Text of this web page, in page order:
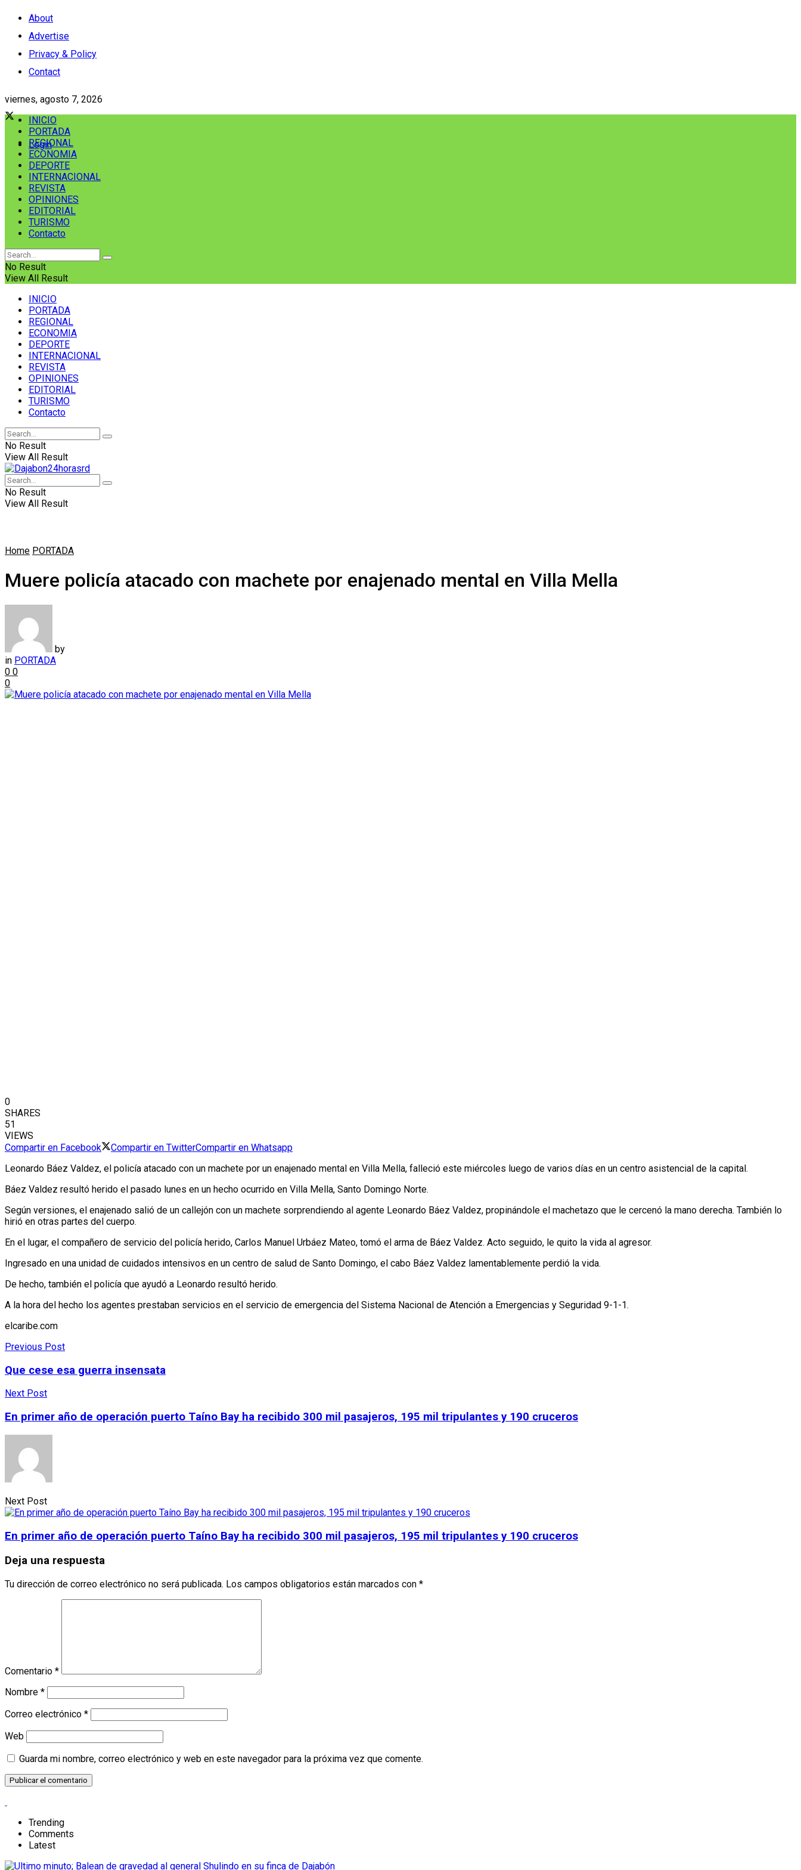
About
Advertise
Privacy & Policy
Contact
viernes, agosto 7, 2026
Login
INICIO
PORTADA
REGIONAL
ECONOMIA
DEPORTE
INTERNACIONAL
REVISTA
OPINIONES
EDITORIAL
TURISMO
Contacto
No Result
View All Result
INICIO
PORTADA
REGIONAL
ECONOMIA
DEPORTE
INTERNACIONAL
REVISTA
OPINIONES
EDITORIAL
TURISMO
Contacto
No Result
View All Result
No Result
View All Result
Home PORTADA
Muere policía atacado con machete por enajenado mental en Villa Mella
by
in PORTADA
0 0
0
0
SHARES
51
VIEWS
Compartir en Facebook
Compartir en TwitterCompartir en Whatsapp
Leonardo Báez Valdez, el policía atacado con un machete por un enajenado mental en Villa Mella, falleció este miércoles luego de varios días en un centro asistencial de la capital.
Báez Valdez resultó herido el pasado lunes en un hecho ocurrido en Villa Mella, Santo Domingo Norte.
Según versiones, el enajenado salió de un callejón con un machete sorprendiendo al agente Leonardo Báez Valdez, propinándole el machetazo que le cercenó la mano derecha. También lo
hirió en otras partes del cuerpo.
En el lugar, el compañero de servicio del policía herido, Carlos Manuel Urbáez Mateo, tomó el arma de Báez Valdez. Acto seguido, le quito la vida al agresor.
Ingresado en una unidad de cuidados intensivos en un centro de salud de Santo Domingo, el cabo Báez Valdez lamentablemente perdió la vida.
De hecho, también el policía que ayudó a Leonardo resultó herido.
A la hora del hecho los agentes prestaban servicios en el servicio de emergencia del Sistema Nacional de Atención a Emergencias y Seguridad 9-1-1.
elcaribe.com
Previous Post
Que cese esa guerra insensata
Next Post
En primer año de operación puerto Taíno Bay ha recibido 300 mil pasajeros, 195 mil tripulantes y 190 cruceros
Next Post
En primer año de operación puerto Taíno Bay ha recibido 300 mil pasajeros, 195 mil tripulantes y 190 cruceros
Deja una respuesta
Tu dirección de correo electrónico no será publicada. Los campos obligatorios están marcados con *
Comentario *
Nombre *
Correo electrónico *
Web
Guarda mi nombre, correo electrónico y web en este navegador para la próxima vez que comente.
Trending
Comments
Latest